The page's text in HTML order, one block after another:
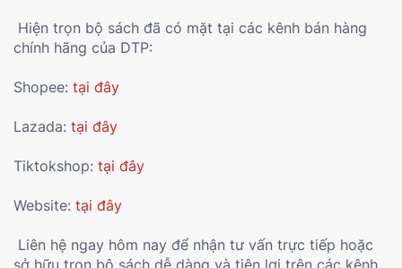
Hiện trọn bộ sách đã có mặt tại các kênh bán hàng
chính hãng của DTP:
Shopee: tại đây
Lazada: tại đây
Tiktokshop: tại đây
Website: tại đây
Liên hệ ngay hôm nay để nhận tư vấn trực tiếp hoặc
sở hữu trọn bộ sách dễ dàng và tiện lợi trên các kênh